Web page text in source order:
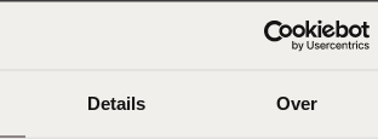
Details Over
de
van